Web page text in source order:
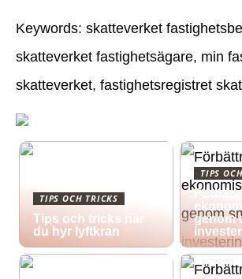
Keywords: skatteverket
skatteverket fastighetsägare, min
skatteverket, fastighetsregistret
TIPS OCH TRICKS
Tips och tricks när
du hyr lyftkran
TIPS
genom